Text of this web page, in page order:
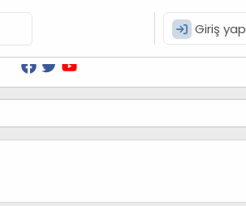
Giriş yap